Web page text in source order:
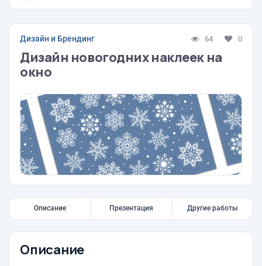
Дизайн и Брендинг 64 0
Дизайн новогодних наклеек на
окно
Описание Презентация Другие работы
Описание